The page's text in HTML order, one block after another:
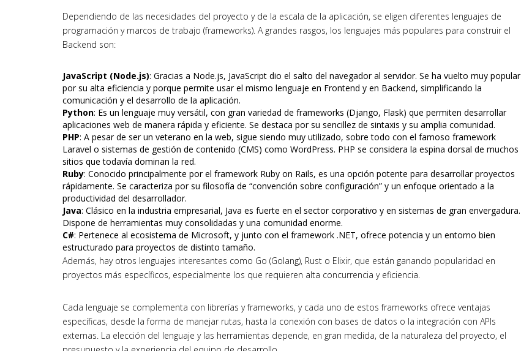
Dependiendo de las necesidades del proyecto y de la escala de la aplicación, se eligen diferentes lenguajes de
programación y marcos de trabajo (frameworks). A grandes rasgos, los lenguajes más populares para construir el
Backend son:
JavaScript (Node.js): Gracias a Node.js, JavaScript dio el salto del navegador al servidor. Se ha vuelto muy popular
por su alta eficiencia y porque permite usar el mismo lenguaje en Frontend y en Backend, simplificando la
comunicación y el desarrollo de la aplicación.
Python: Es un lenguaje muy versátil, con gran variedad de frameworks (Django, Flask) que permiten desarrollar
aplicaciones web de manera rápida y eficiente. Se destaca por su sencillez de sintaxis y su amplia comunidad.
PHP: A pesar de ser un veterano en la web, sigue siendo muy utilizado, sobre todo con el famoso framework
Laravel o sistemas de gestión de contenido (CMS) como WordPress. PHP se considera la espina dorsal de muchos
sitios que todavía dominan la red.
Ruby: Conocido principalmente por el framework Ruby on Rails, es una opción potente para desarrollar proyectos
rápidamente. Se caracteriza por su filosofía de “convención sobre configuración” y un enfoque orientado a la
productividad del desarrollador.
Java: Clásico en la industria empresarial, Java es fuerte en el sector corporativo y en sistemas de gran envergadura.
Dispone de herramientas muy consolidadas y una comunidad enorme.
C#: Pertenece al ecosistema de Microsoft, y junto con el framework .NET, ofrece potencia y un entorno bien
estructurado para proyectos de distinto tamaño.
Además, hay otros lenguajes interesantes como Go (Golang), Rust o Elixir, que están ganando popularidad en
proyectos más específicos, especialmente los que requieren alta concurrencia y eficiencia.
Cada lenguaje se complementa con librerías y frameworks, y cada uno de estos frameworks ofrece ventajas
específicas, desde la forma de manejar rutas, hasta la conexión con bases de datos o la integración con APIs
externas. La elección del lenguaje y las herramientas depende, en gran medida, de la naturaleza del proyecto, el